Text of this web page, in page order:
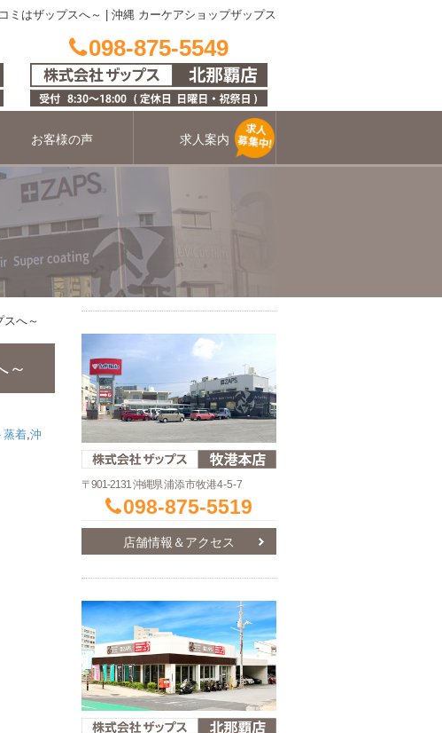
ミはザップスへ～ 沖縄 カーケアショップザップス
098-875-5549
お客様の声 求人案内
へ～
～
蒸着,沖
〒901-2131 沖縄県浦添市牧港4-5-7
098-875-5519
店舗情報＆アクセス